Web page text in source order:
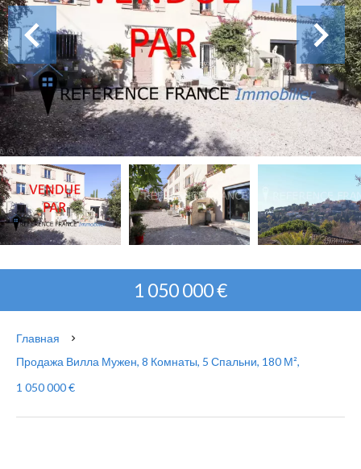
1 050 000 €
Главная
Продажа Вилла Мужен, 8 Комнаты, 5 Спальни, 180 М²,
1 050 000 €